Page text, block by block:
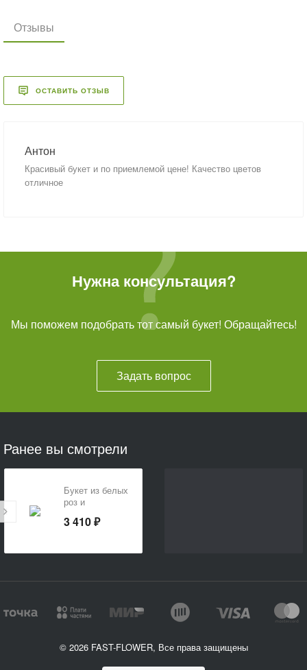
Отзывы
ОСТАВИТЬ ОТЗЫВ
Антон
Красивый букет и по приемлемой цене! Качество цветов
отличное
Нужна консультация?
Мы поможем подобрать тот самый букет! Обращайтесь!
Задать вопрос
Ранее вы смотрели
Букет из белых
роз и
«Утренняя
3 410 ₽
© 2026 FAST-FLOWER, Все права защищены